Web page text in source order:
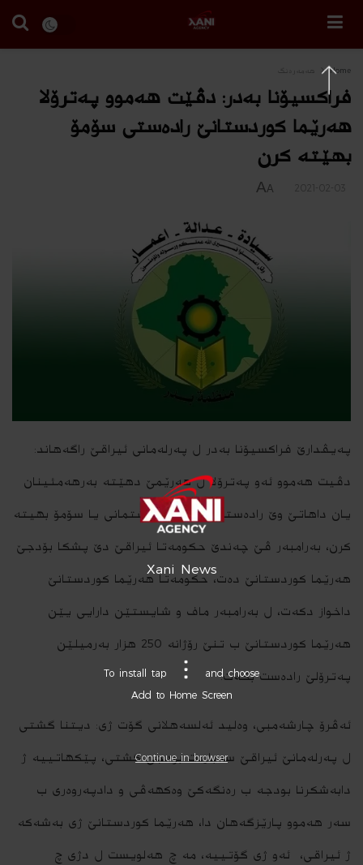
Home هه‌مه‌ره‌نگ
فراکسیۆنا بەدر: دڤێت هەموو په‌ترۆلا
هەرێما کوردستانێ رادەستی سۆمۆ
بهێته‌ كرن
A
A
په‌یڤدارێ فراکسیۆنا بەدر ل پەرلەمانی ئیراقێ راگەهاند:
دڤیت هەموو ئه‌و په‌ترۆلا ل هه‌رێمێ دهێته‌ به‌رهه‌مئینان
یان داهاتێ وێ رادەستی کۆمپانیا نیشتمانی یا سۆمۆ بهیته‌
كرن، به‌رامبه‌ر ڤێ چه‌ندێ حكومه‌تا ئیراقێ دێ پشكا بۆدجێ
هه‌رێما کوردستانێ ده‌ت، حکومەتا هەرێما کوردستانێ
داخواز دكه‌ت، ل بەرامبەر ماف و شایستێن دارایی یێن
هەرێما کوردستانێ ب تنێ رۆژانە 250 هزار بەرمیلێن
په‌ترۆلێ رادەست بكه‌ت.
ئه‌ڤرۆ چارشه‌مبى، وەلید ئەلسەهلانی گۆت ژى: دیتنا گشتی
ل پەرلەمانێ ئیراقێ سەبارەت بودجێ گشتی، پێكهاتییه‌ ژ
دابەشکرنا بودجە ب ره‌نگه‌كێ وه‌كهه‌ڤى و دادپەروەری ب
سەر هەموو پارێزگه‌هان دا، هەرێما کوردستانێ ژى بەشه‌کە
ژ ئیراقى، ئه‌و ژى گۆتییه‌، مه‌ چ هەلویست ل دژی چ
Xani News
To install tap
and choose
Add to Home Screen
Continue in browser